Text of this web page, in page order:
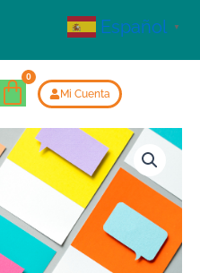
Mi Cuenta
Español ▼